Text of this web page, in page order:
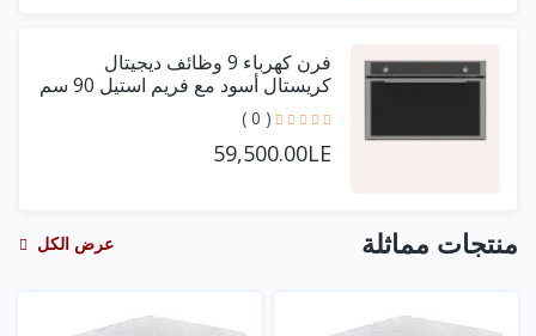
فرن كهرباء 9 وظائف ديجيتال
كريستال أسود مع فريم استيل 90 سم
+ مروحتين توزيع
( 0 )
59,500.00LE
منتجات مماثلة عرض الكل